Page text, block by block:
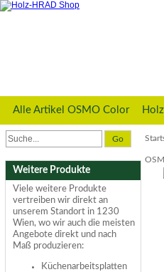
Alle Artikel OSMO Color
Go
Weitere Produkte
Viele weitere Produkte
vertreiben wir direkt an
unserem Standort in 1230
Wien, wo wir auch die meisten
Angebote direkt und nach
Maß produzieren:
Küchenarbeitsplatten